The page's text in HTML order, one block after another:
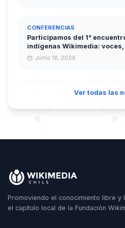
CONFERENCIAS
Participamos del 1°
indígenas Wikimedia:
Junio 18, 2026
Ver todas las
Promoviendo el conocimiento libre y
el capítulo local de la Fundación